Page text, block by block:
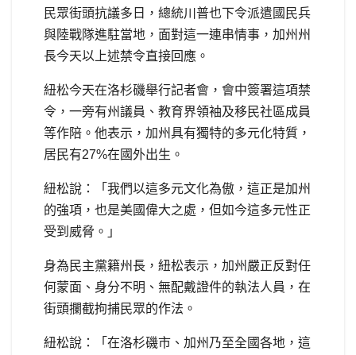
民眾街頭抗議多日，總統川普也下令派遣國民兵
與陸戰隊進駐當地，面對這一連串情事，加州州
長今天以上述禁令直接回應。
紐松今天在洛杉磯舉行記者會，會中簽署這項禁
令，一旁有州議員、教育界領袖及移民社區成員
等作陪。他表示，加州具有獨特的多元化特質，
居民有27%在國外出生。
紐松說：「我們以這多元文化為傲，這正是加州
的強項，也是美國偉大之處，但如今這多元性正
受到威脅。」
身為民主黨籍州長，紐松表示，加州嚴正反對任
何蒙面、身分不明、無配戴證件的執法人員，在
街頭攔截拘捕民眾的作法。
紐松說：「在洛杉磯市、加州乃至全國各地，這